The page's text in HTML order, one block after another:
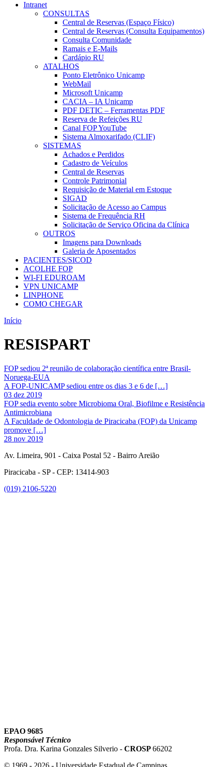
Intranet
CONSULTAS
Central de Reservas (Espaço Físico)
Central de Reservas (Consulta Equipamentos)
Consulta Comunidade
Ramais e E-Mails
Cardápio RU
ATALHOS
Ponto Eletrônico Unicamp
WebMail
Microsoft Unicamp
CACIA – IA Unicamp
PDF DETIC – Ferramentas PDF
Reserva de Refeições RU
Canal FOP YouTube
Sistema Almoxarifado (CLIF)
SISTEMAS
Achados e Perdidos
Cadastro de Veículos
Central de Reservas
Controle Patrimonial
Requisição de Material em Estoque
SIGAD
Solicitação de Acesso ao Campus
Sistema de Frequência RH
Solicitação de Serviço Oficina da Clínica
OUTROS
Imagens para Downloads
Galeria de Aposentados
PACIENTES/SICOD
ACOLHE FOP
WI-FI EDUROAM
VPN UNICAMP
LINPHONE
COMO CHEGAR
Início
RESISPART
FOP sediou 2ª reunião de colaboração científica entre Brasil-
Noruega-EUA
A FOP-UNICAMP sediou entre os dias 3 e 6 de […]
03 dez 2019
FOP sedia evento sobre Microbioma Oral, Biofilme e Resistência
Antimicrobiana
A Faculdade de Odontologia de Piracicaba (FOP) da Unicamp
promove […]
28 nov 2019
Av. Limeira, 901 - Caixa Postal 52 - Bairro Areião
Piracicaba - SP - CEP: 13414-903
(019) 2106-5220
EPAO 9685
Responsável Técnico
Profa. Dra. Karina Gonzales Silverio - CROSP66202
© 1969 - 2026 - Universidade Estadual de Campinas